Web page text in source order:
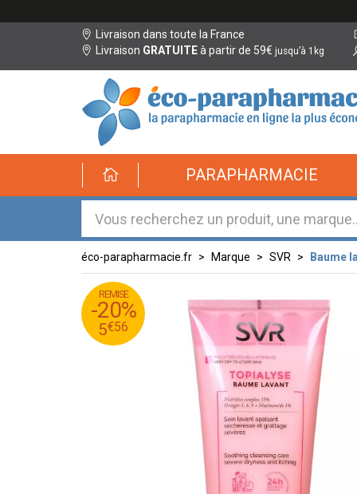
Livraison dans toute la France
Livraison GRATUITEà partir de 59€ jusqu’à 1kg
éco-
parapharmacie.fr
éco-
parapharmacie.fr
PARAPHARMACIE
éco-parapharmacie.fr Marque SVR Baume
REMISE
-20%
5€56
6
€
95
5
€
56